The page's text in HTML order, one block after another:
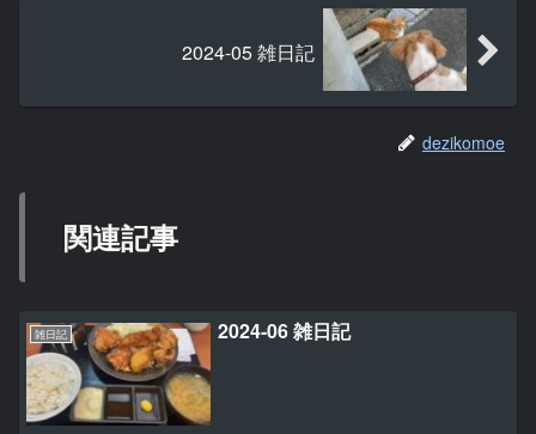
2024-05 雑日記
dezikomoe
関連記事
雑日記 2024-06 雑日記